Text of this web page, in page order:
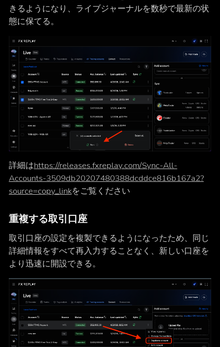
きるようになり、ライブジャーナルを数秒で最新の状
態に保てる。
詳細はhttps://releases.fxreplay.com/Sync-All-
Accounts-3509db20207480388dcddce816b167a2?
source=copy_linkをご覧ください
重複する取引口座
取引口座の設定を複製できるようになったため、同じ
詳細情報をすべて再入力することなく、新しい口座を
より迅速に開設できる。